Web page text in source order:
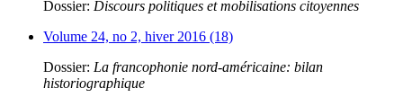
Dossier: Discours politiques et mobilisations citoyennes
Volume 24, no 2, hiver 2016 (18)
Dossier: La francophonie nord-américaine: bilan
historiographique